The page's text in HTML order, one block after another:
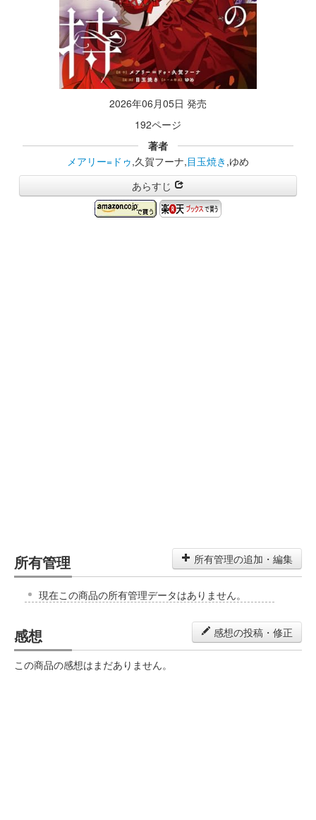
2026年06月05日 発売
192ページ
著者
メアリー=ドゥ,久賀フーナ,目玉焼き ,ゆめ
あらすじ
所有管理 所有管理の追加・編集
現在この商品の所有管理データはありません。
感想 感想の投稿・修正
この商品の感想はまだありません。